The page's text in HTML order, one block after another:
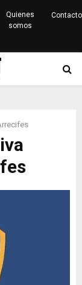
Quienes
somos
Contacto